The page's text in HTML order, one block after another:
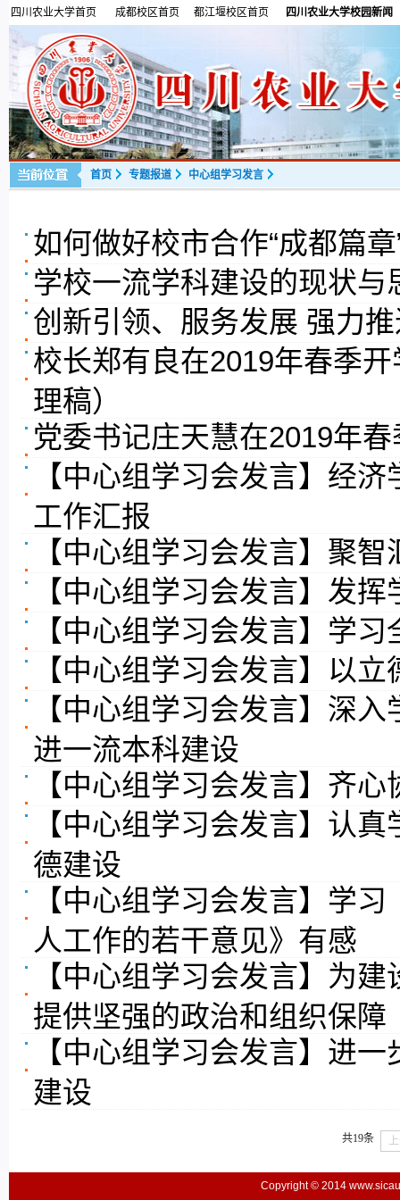
四川农业大学首页 成都校区首页 都江堰校区首页 四川农业大学校园新闻
首页 专题报道 中心组学习发言
如何做好校市合作“成都篇
学校一流学科建设的现状与
创新引领、服务发展 强力
校长郑有良在2019年春季
理稿）
党委书记庄天慧在2019年
【中心组学习会发言】经
工作汇报
【中心组学习会发言】聚
【中心组学习会发言】发
【中心组学习会发言】学
【中心组学习会发言】以
【中心组学习会发言】深
进一流本科建设
【中心组学习会发言】齐
【中心组学习会发言】认
德建设
【中心组学习会发言】学
人工作的若干意见》有感
【中心组学习会发言】为
提供坚强的政治和组织保障
【中心组学习会发言】进
建设
共19条
Copyright © 2014